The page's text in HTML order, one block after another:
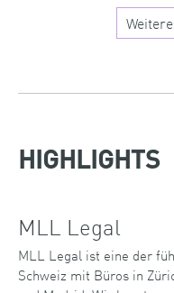
HIGHLIGHTS
MLL Legal
MLL Legal ist eine der
Schweiz mit Büros in